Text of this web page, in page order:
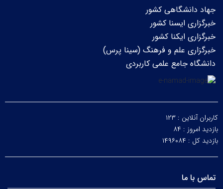
جهاد دانشگاهی کشور
خبرگزاری ایسنا کشور
خبرگزاری ایکنا کشور
خبرگزاری علم و فرهنگ (سینا پرس)
دانشگاه جامع علمی کاربردی
کاربران آنلاین : ۱۲۳
بازدید امروز : ۸۴
بازدید کل : ۱۴۹۶۰۸۴
تماس با ما